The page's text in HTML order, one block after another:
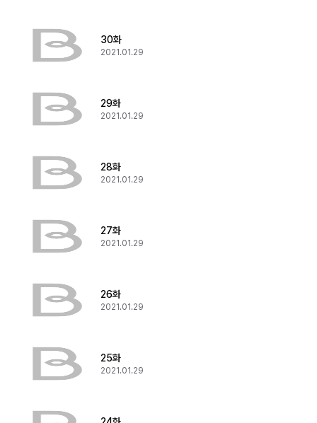
30화
2021.01.29
29화
2021.01.29
28화
2021.01.29
27화
2021.01.29
26화
2021.01.29
25화
2021.01.29